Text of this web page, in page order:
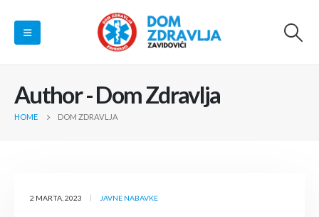
Author - Dom Zdravlja
HOME DOM ZDRAVLJA
2 MARTA, 2023 JAVNE NABAVKE